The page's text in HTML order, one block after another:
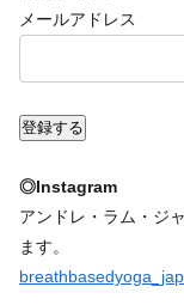
メールアドレス
◎Instagram
アンドレ・ラム・ジ
ます。